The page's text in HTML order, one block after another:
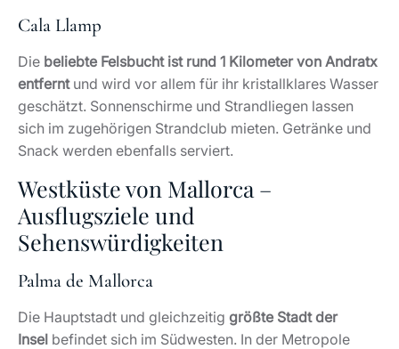
Cala Llamp
Die beliebte Felsbucht ist rund 1 Kilometer von Andratx
entferntund wird vor allem für ihr kristallklares Wasser
geschätzt. Sonnenschirme und Strandliegen lassen
sich im zugehörigen Strandclub mieten. Getränke und
Snack werden ebenfalls serviert.
Westküste von Mallorca –
Ausflugsziele und
Sehenswürdigkeiten
Palma de Mallorca
Die Hauptstadt und gleichzeitig größte Stadt der
Insel befindet sich im Südwesten. In der Metropole